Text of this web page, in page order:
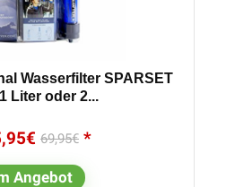
Wasserfilter SPARSET
Liter oder 2...
€ 69,95€
Angebot